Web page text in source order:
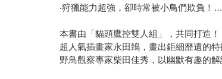
‧狩獵能力超強，卻時常被小鳥們欺負！
本書由「貓頭鷹控雙人組」，共同打造！
超人氣插畫家永田鵄，畫出鉅細靡遺的
野鳥觀察專家柴田佳秀，以幽默有趣的